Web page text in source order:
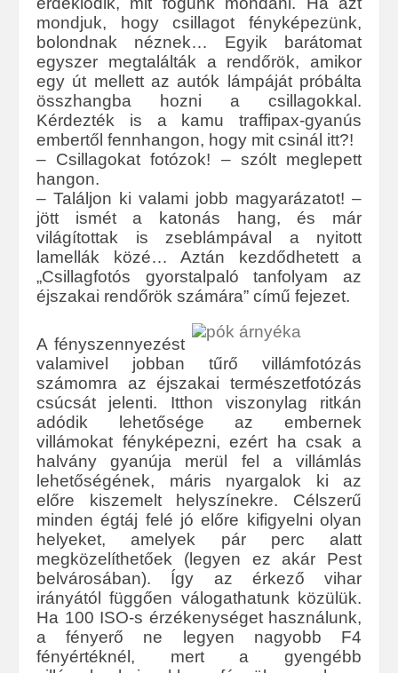
mondjuk, hogy csillagot fényképezünk,
bolondnak néznek… Egyik barátomat
egyszer megtalálták a rendőrök, amikor
egy út mellett az autók lámpáját próbálta
összhangba hozni a csillagokkal.
Kérdezték is a kamu traffipax-gyanús
embertől fennhangon, hogy mit csinál itt?!
– Csillagokat fotózok! – szólt meglepett
hangon.
– Találjon ki valami jobb magyarázatot! –
jött ismét a katonás hang, és már
világítottak is zseblámpával a nyitott
lamellák közé… Aztán kezdődhetett a
„Csillagfotós gyorstalpaló tanfolyam az
éjszakai rendőrök számára” című fejezet.
A fényszennyezést
valamivel jobban tűrő villámfotózás
számomra az éjszakai természetfotózás
csúcsát jelenti. Itthon viszonylag ritkán
adódik lehetősége az embernek
villámokat fényképezni, ezért ha csak a
halvány gyanúja merül fel a villámlás
lehetőségének, máris nyargalok ki az
előre kiszemelt helyszínekre. Célszerű
minden égtáj felé jó előre kifigyelni olyan
helyeket, amelyek pár perc alatt
megközelíthetőek (legyen ez akár Pest
belvárosában). Így az érkező vihar
irányától függően válogathatunk közülük.
Ha 100 ISO-s érzékenységet használunk,
a fényerő ne legyen nagyobb F4
fényértéknél, mert a gyengébb